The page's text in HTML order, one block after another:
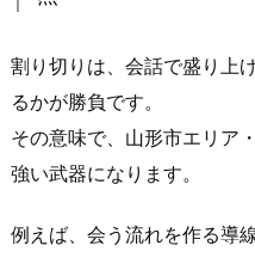
ら
狙
う
の
正
割り切りは、会話で盛り上
るかが勝負です。
その意味で、山形市エリア
強い武器になります。
例えば、会う流れを作る導